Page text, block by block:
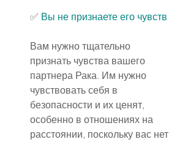
✅ Вы не признаете его чувств
Вам нужно тщательно
признать чувства вашего
партнера Рака. Им нужно
чувствовать себя в
безопасности и их ценят,
особенно в отношениях на
расстоянии, поскольку вас нет